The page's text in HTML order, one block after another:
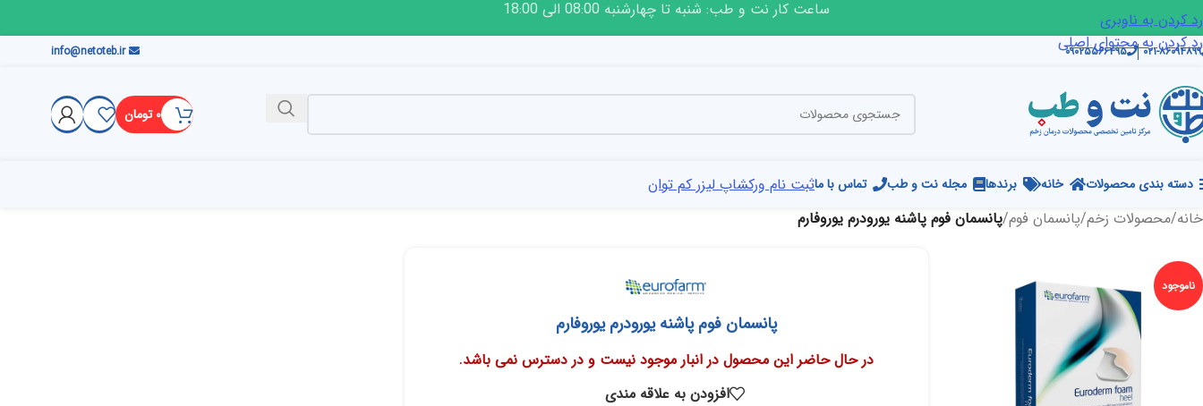
رد کردن به ناوبری
رد کردن به محتوای اصلی
ساعت کار نت و طب: شنبه تا چهارشنبه 08:00 الی 18:00
۰۲۱-۸۶۰۹۴۸۹۹ ۰۹۰۲۵۵۶۶۴۹۵ info@netoteb.ir
۰ تومان
دسته بندی محصولات خانه برندها مجله نت و طب تماس با ماثبت نام ورکشاپ لیزر کم توان
خانه/محصولات زخم/پانسمان فوم/پانسمان فوم پاشنه یورودرم یوروفارم
ناموجود
پانسمان فوم پاشنه یورودرم یوروفارم
در حال حاضر این محصول در انبار موجود نیست و در دسترس نمی باشد.
افزودن به علاقه مندی